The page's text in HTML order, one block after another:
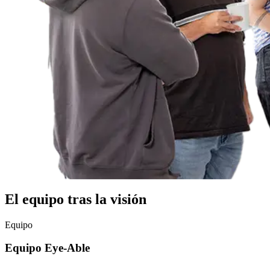
El equipo tras la visión
Equipo
Equipo Eye-Able